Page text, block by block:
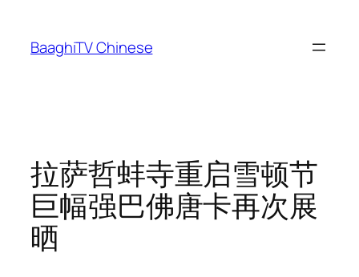
content
BaaghiTV Chinese
拉萨哲蚌寺重启雪顿节
巨幅强巴佛唐卡再次展
晒